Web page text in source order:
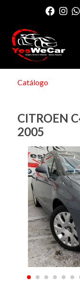
Catálogo
CITROEN
2005